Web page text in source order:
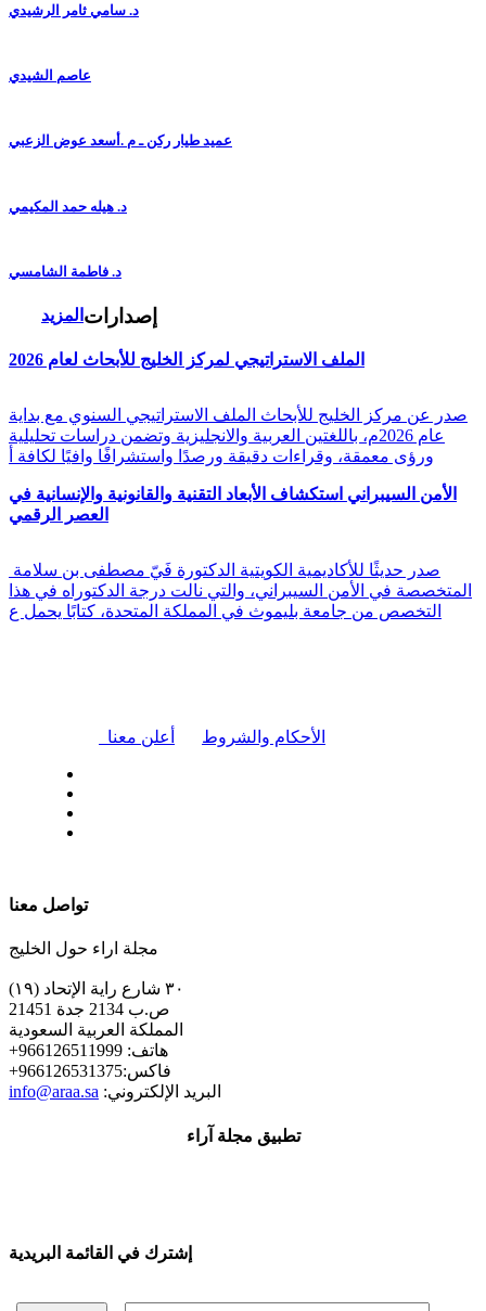
د. سامي ثامر الرشيدي
عاصم الشيدي
عميد طيار ركن ـ م .أسعد عوض الزعبي
د. هيله حمد المكيمي
د. فاطمة الشامسي
المزيد إصدارات
الملف الاستراتيجي لمركز الخليج للأبحاث لعام 2026
صدر عن مركز الخليج للأبحاث الملف الاستراتيجي السنوي مع بداية
عام 2026م، باللغتين العربية والانجليزية وتضمن دراسات تحليلية
ورؤى معمقة، وقراءات دقيقة ورصدًا واستشرافًا وافيًا لكافة أ
الأمن السيبراني استكشاف الأبعاد التقنية والقانونية والإنسانية في
العصر الرقمي
المتخصصة في الأمن السيبراني، والتي نالت درجة الدكتوراه في هذا
التخصص من جامعة بليموث في المملكة المتحدة، كتابًا يحمل ع
أعلن معنا الأحكام والشروط
تواصل معنا
مجلة اراء حول الخليج
٣٠ شارع راية الإتحاد (١٩)
ص.ب 2134 جدة 21451
المملكة العربية السعودية
+هاتف: 966126511999
+فاكس:966126531375
info@araa.sa :البريد الإلكتروني
تطبيق مجلة آراء
إشترك في القائمة البريدية